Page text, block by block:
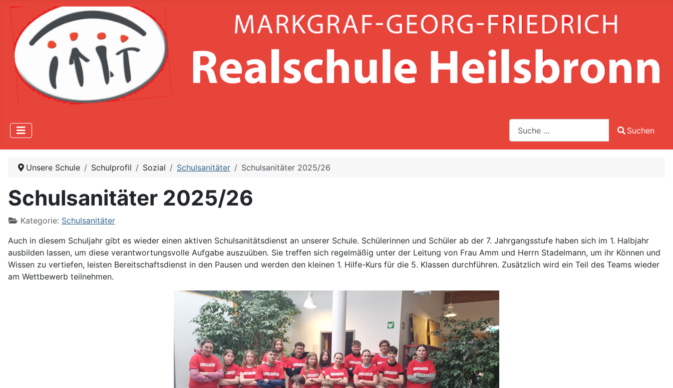
Suche
Type 2 or more characters for results.
Suchen
Unsere Schule Schulprofil Sozial Schulsanitäter Schulsanitäter 2025/26
Schulsanitäter 2025/26
Kategorie: Schulsanitäter
Auch in diesem Schuljahr gibt es wieder einen aktiven Schulsanitätsdienst an unserer Schule. Schülerinnen und Schüler ab der 7. Jahrgangsstufe haben sich im 1. Halbjahr
ausbilden lassen, um diese verantwortungsvolle Aufgabe auszuüben. Sie treffen sich regelmäßig unter der Leitung von Frau Amm und Herrn Stadelmann, um ihr Können und
Wissen zu vertiefen, leisten Bereitschaftsdienst in den Pausen und werden den kleinen 1. Hilfe-Kurs für die 5. Klassen durchführen. Zusätzlich wird ein Teil des Teams wieder
am Wettbewerb teilnehmen.